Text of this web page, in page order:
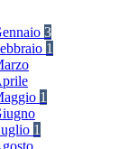
3
1
1
1